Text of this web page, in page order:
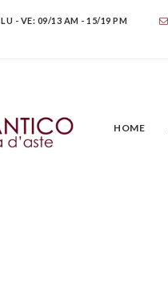
LU - VE: 09/13 AM - 15/19 PM
HOME